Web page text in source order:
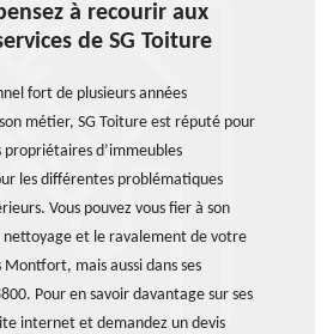
à recourir aux
de SG Toiture
fort de plusieurs années
métier, SG Toiture est réputé pour
propriétaires d’immeubles
les différentes problématiques
Vous pouvez vous fier à son
nettoyage et le ravalement de votre
Montfort, mais aussi dans ses
Pour en savoir davantage sur ses
internet et demandez un devis